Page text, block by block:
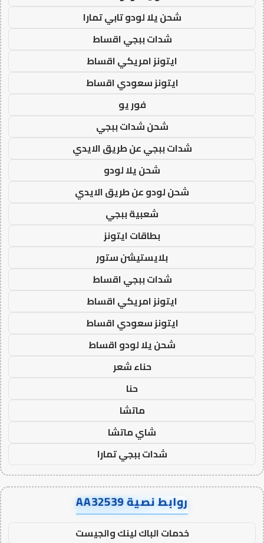
شحن يلا لودو تابي تمارا
شدات ببجي اقساط
ايتونز امريكي اقساط
ايتونز سعودي اقساط
فور يو
شحن شدات ببجي
شدات ببجي عن طريق الايدي
شحن يلا لودو
شحن لودو عن طريق الايدي
شعبية ببجي
بطاقات ايتونز
بلايستيشن ستور
شدات ببجي اقساط
ايتونز امريكي اقساط
ايتونز سعودي اقساط
شحن يلا لودو اقساط
حناء شعر
حنا
ماتشا
شاي ماتشا
شدات ببجي تمارا
روابط نصية AA32539
خدمات الباك لينك والجيست